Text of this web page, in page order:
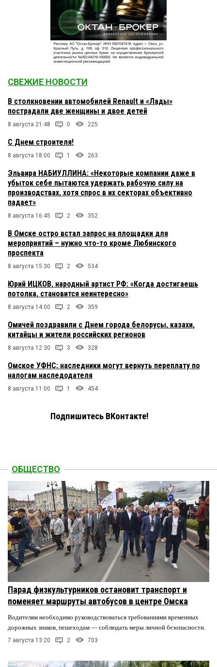
СВЕЖИЕ НОВОСТИ
В столкновении автомобилей Renault и «Лады»
пострадали две женщины и двое детей
8 августа 21:48 0 225
С Днем строителя!
8 августа 18:00 1 263
Эльвира НАБИУЛЛИНА: «Некоторые компании даже в
убыток себе пытаются удержать рабочую силу на
производствах, хотя спрос в их секторах объективно
падает»
8 августа 16:45 2 352
В Омске остро встал запрос на площадки для
мероприятий – нужно что-то кроме Любинского
проспекта
8 августа 15:30 2 534
Юрий ИЦКОВ, народный артист РФ: «Когда достигаешь
потолка, становится неинтересно»
8 августа 14:00 2 359
Омичей поздравили с Днем города белорусы, казахи,
китайцы и жители российских регионов
8 августа 12:30 3 328
Омское УФНС: наследники могут вернуть переплату по
налогам наследодателя
8 августа 11:00 1 454
Подпишитесь ВКонтакте!
ОБЩЕСТВО
Парад физкультурников остановит транспорт и
поменяет маршруты автобусов в центре Омска
Водителям необходимо руководствоваться требованиями временных
дорожных знаков, пешеходам — соблюдать меры личной безопасности.
7 августа 13:20 2 703